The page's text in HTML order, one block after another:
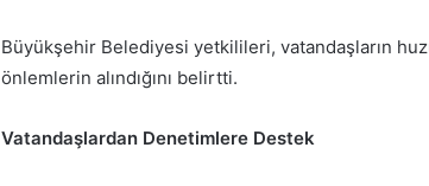
Büyükşehir Belediyesi yetkilileri, vatandaşların
önlemlerin alındığını belirtti.
Vatandaşlardan Denetimlere Destek